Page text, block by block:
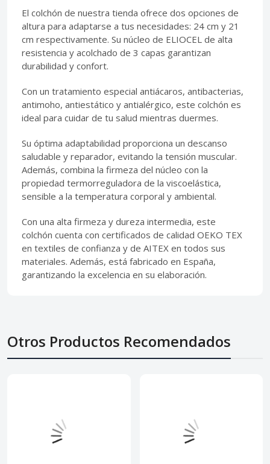
El colchón de nuestra tienda ofrece dos opciones de
altura para adaptarse a tus necesidades: 24 cm y 21
cm respectivamente. Su núcleo de ELIOCEL de alta
resistencia y acolchado de 3 capas garantizan
durabilidad y confort.
Con un tratamiento especial antiácaros, antibacterias,
antimoho, antiestático y antialérgico, este colchón es
ideal para cuidar de tu salud mientras duermes.
Su óptima adaptabilidad proporciona un descanso
saludable y reparador, evitando la tensión muscular.
Además, combina la firmeza del núcleo con la
propiedad termorreguladora de la viscoelástica,
sensible a la temperatura corporal y ambiental.
Con una alta firmeza y dureza intermedia, este
colchón cuenta con certificados de calidad OEKO TEX
en textiles de confianza y de AITEX en todos sus
materiales. Además, está fabricado en España,
garantizando la excelencia en su elaboración.
Otros Productos Recomendados